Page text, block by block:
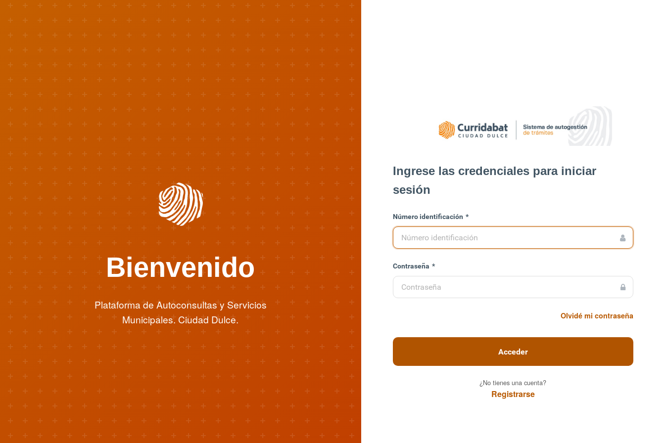
Bienvenido
Plataforma de Autoconsultas y Servicios
Municipales. Ciudad Dulce.
Ingrese las credenciales para iniciar
sesión
Número identificación *
Contraseña *
Olvidé mi contraseña
Acceder
¿No tienes una cuenta?
Registrarse